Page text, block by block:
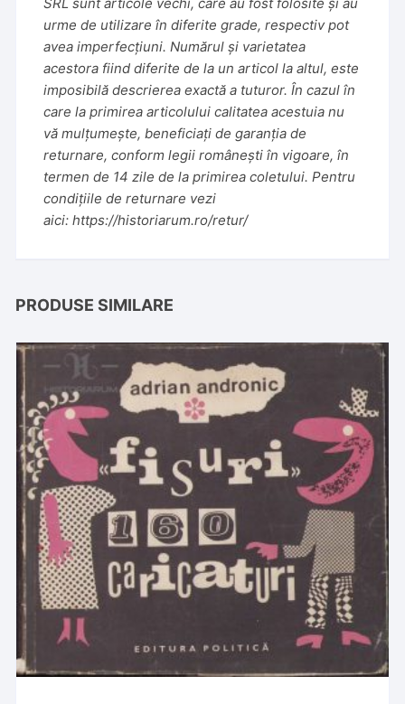
urme de utilizare în diferite grade, respectiv pot
avea imperfecțiuni. Numărul și varietatea
acestora fiind diferite de la un articol la altul, este
imposibilă descrierea exactă a tuturor. În cazul în
care la primirea articolului calitatea acestuia nu
vă mulțumește, beneficiați de garanția de
returnare, conform legii românești în vigoare, în
termen de 14 zile de la primirea coletului. Pentru
condițiile de returnare vezi
aici:https://historiarum.ro/retur/
PRODUSE SIMILARE